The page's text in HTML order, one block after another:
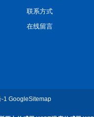
联系方式
在线留言
-1 GoogleSitemap